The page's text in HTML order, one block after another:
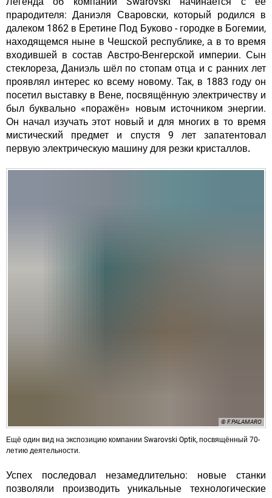
прародителя:Даниэля Сваровски, который родился в
далеком 1862 в Еретине Под Буково - городке в Богемии,
находящемся ныне в Чешской республике, а в то время
входившей в состав Австро-Венгерской империи. Сын
стеклореза, Даниэль шёл по стопам отца и с ранних лет
проявлял интерес ко всему новому. Так, в 1883 году он
посетил выставку в Вене, посвящённую электричеству и
был буквально «поражён» новым источником энергии.
Он начал изучать этот новый и для многих в то время
мистический предмет и спустя 9 лет запатентовал
первую электрическую машину для резки кристаллов.
© F.PALAMARO
Ещё один вид на экспозицию компании Swarovski Optik, посвящённый 70-
летию деятельности.
Успех последовал незамедлительно: новые станки
позволяли производить уникальные технологические